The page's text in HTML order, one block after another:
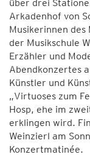
über drei
Arkadenhof von
Musikerinnen des
der Musikschule
Erzähler und
Abendkonzertes
Künstler und
„Virtuoses zum
Hosp, ehe im
erklingen wird.
Weinzierl am
Konzertmatinée.